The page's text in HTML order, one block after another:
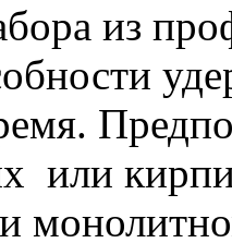
из
или